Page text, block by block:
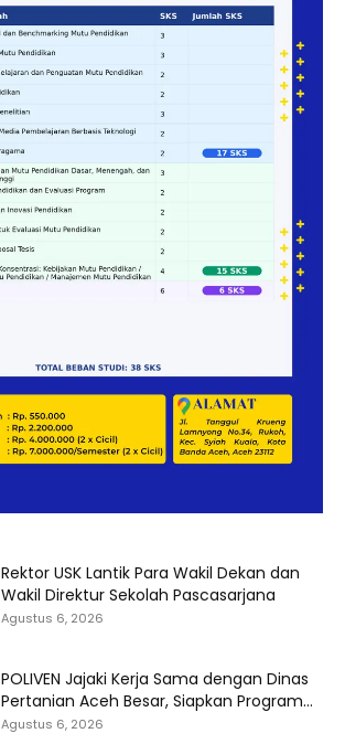
Rektor USK Lantik Para Wakil Dekan dan
Wakil Direktur Sekolah Pascasarjana
Agustus 6, 2026
POLIVEN Jajaki Kerja Sama dengan Dinas
Pertanian Aceh Besar, Siapkan Program...
Agustus 6, 2026